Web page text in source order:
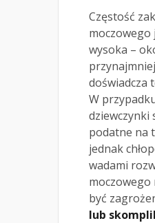
Częstość
wysoka –
doświadcza
W
dziewczynki
podatne na
jednak
wadami
być
lub